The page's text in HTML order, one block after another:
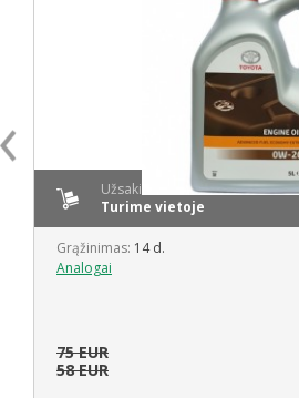
Užsakius iki 14 val.:
Turime vietoje
Grąžinimas: 14 d.
Analogai
75 EUR
58 EUR